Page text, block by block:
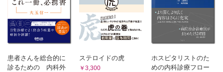
患者さんを総合的に
診るための 内科外
ステロイドの虎
￥3,300
ホスピタリストのた
めの内科診療フロー